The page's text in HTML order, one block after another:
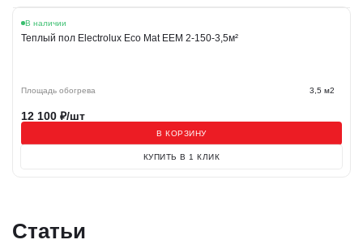
В наличии
Теплый пол Electrolux Eco Mat EEM 2-150-3,5м²
Площадь обогрева 3,5 м2
12 100 ₽/шт
В КОРЗИНУ
КУПИТЬ В 1 КЛИК
Статьи